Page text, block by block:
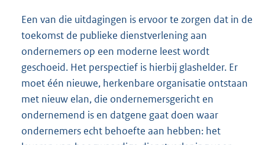
Een van die uitdagingen is ervoor te zorgen dat in de
toekomst de publieke dienstverlening aan
ondernemers op een moderne leest wordt
geschoeid. Het perspectief is hierbij glashelder. Er
moet één nieuwe, herkenbare organisatie ontstaan
met nieuw elan, die ondernemersgericht en
ondernemend is en datgene gaat doen waar
ondernemers echt behoefte aan hebben: het